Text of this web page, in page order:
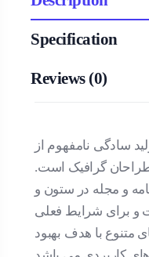
Specification
Reviews (0)
سادگی نامفهوم از
گرافیک است.
و مجله در ستون و
و برای شرایط فعلی
متنوع با هدف بهبود